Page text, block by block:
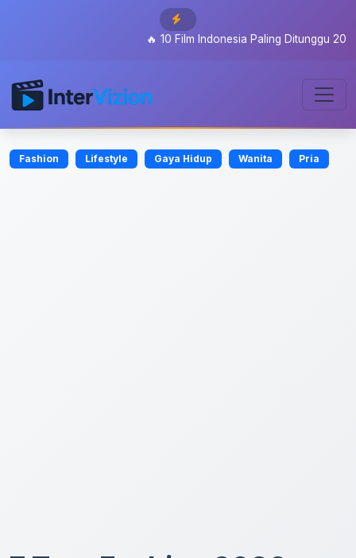
10 Film Indonesia Paling Ditunggu 2026:
Fashion Lifestyle Gaya Hidup Wanita Pria